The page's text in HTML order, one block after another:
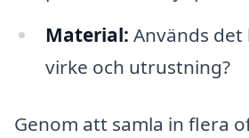
Material: Används
virke och utrustning?
Genom att samla in flera